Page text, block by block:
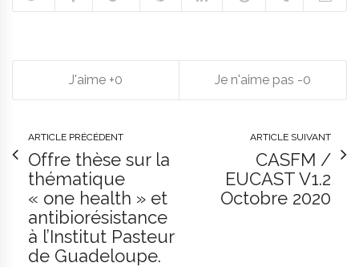
0 0
ARTICLE PRÉCÉDENT
Offre thèse sur la
thématique
« one health » et
antibiorésistance
à l’Institut Pasteur
de Guadeloupe.
ARTICLE SUIVANT
CASFM /
EUCAST V1.2
Octobre 2020